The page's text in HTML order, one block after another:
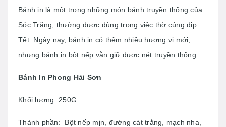
Bánh in là một trong những món bánh truyền thống của
Sóc Trăng, thường được dùng trong việc thờ cúng dịp
Tết. Ngày nay, bánh in có thêm nhiều hương vị mới,
nhưng bánh in bột nếp vẫn giữ được nét truyền thống.
Bánh In Phong Hải Sơn
Khối lượng: 250G
Thành phần: Bột nếp mịn, đường cát trắng, mạch nha,